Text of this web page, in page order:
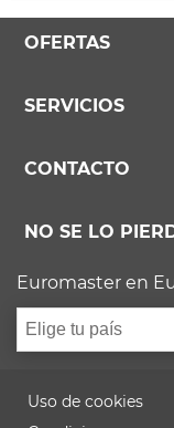
OFERTAS
SERVICIOS
CONTACTO
NO SE LO
Euromaster en
Elige tu país
Uso de cookies